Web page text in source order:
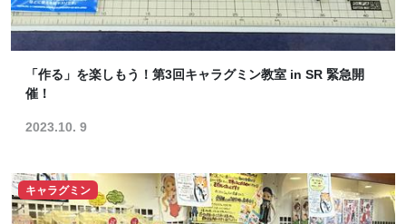
「作る」を楽しもう！第3回キャラグミン教室 in SR 緊急開
催！
2023.10. 9
キャラグミン